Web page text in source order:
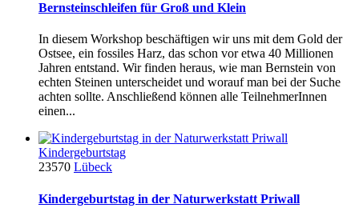
Bernsteinschleifen für Groß und Klein
In diesem Workshop beschäftigen wir uns mit dem Gold der
Ostsee, ein fossiles Harz, das schon vor etwa 40 Millionen
Jahren entstand. Wir finden heraus, wie man Bernstein von
echten Steinen unterscheidet und worauf man bei der Suche
achten sollte. Anschließend können alle TeilnehmerInnen
einen...
Kindergeburtstag
23570 Lübeck
Kindergeburtstag in der Naturwerkstatt Priwall